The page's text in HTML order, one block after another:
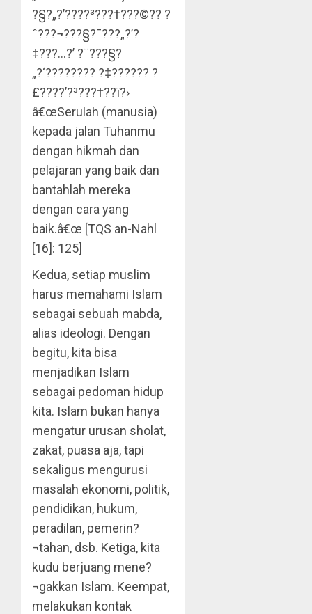
?§?„?’?­???³???†???©?? ?
ˆ???¬???§?¯???„?’?
‡???…?’ ?¨???§?
„?‘???????? ?‡?????? ?
£???­?’?³???†??ï?›
â€œSerulah (manusia)
kepada jalan Tuhanmu
dengan hikmah dan
pelajaran yang baik dan
bantahlah mereka
dengan cara yang
baik.â€œ [TQS an-Nahl
[16]: 125]
Kedua, setiap muslim
harus memahami Islam
sebagai sebuah mabda,
alias ideologi. Dengan
begitu, kita bisa
menjadikan Islam
sebagai pedoman hidup
kita. Islam bukan hanya
mengatur urusan sholat,
zakat, puasa aja, tapi
sekaligus mengurusi
masalah ekonomi, politik,
pendidikan, hukum,
peradilan, pemerin?
¬tahan, dsb. Ketiga, kita
kudu berjuang mene?
¬gakkan Islam. Keempat,
melakukan kontak